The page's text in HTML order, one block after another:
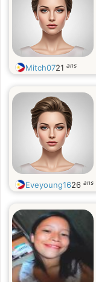
Mitch0721 ans
Eveyoung1626 ans